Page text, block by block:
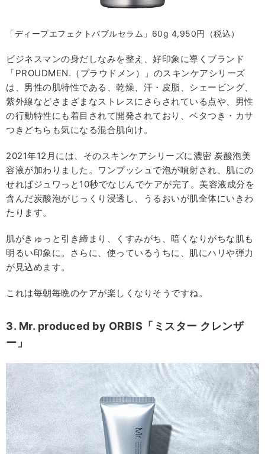
「ディープエフェクトバブルセラム」60g 4,950円（税込）
ビジネスマンの身だしなみを整え、好印象に導くブランド
「PROUDMEN.（プラウドメン）」のスキンケアシリーズ
は、男性の肌特性である、乾燥、汗・皮脂、シェービング、
紫外線などさまざまなストレスにさらされている点や、男性
の行動特性にも着目されて開発されており、ベタつき・カサ
つきどちらも気になる混合肌向け。
2021年12月には、そのスキンケアシリーズに濃密 炭酸泡美
容液が加わりました。ワンプッシュで泡が噴射され、肌にの
せればジュワっと10秒でなじんでケアが完了。美容液成分を
含んだ炭酸泡がじっくり浸透し、うるおいが肌全体にいきわ
たります。
肌がきゅっと引き締まり、くすみがち、暗くなりがちな肌も
明るい印象に。さらに、使っているうちに、肌にハリや弾力
が見込めます。
これは毎朝毎晩のケアが楽しくなりそうですね。
3. Mr. produced by ORBIS「ミスター クレンザ
ー」